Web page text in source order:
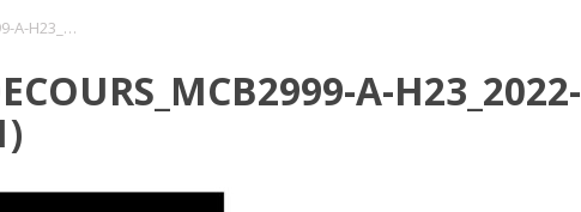
plandecours_MCB2999-A-H23_2022-12-15 (1)
A-H23_2022-